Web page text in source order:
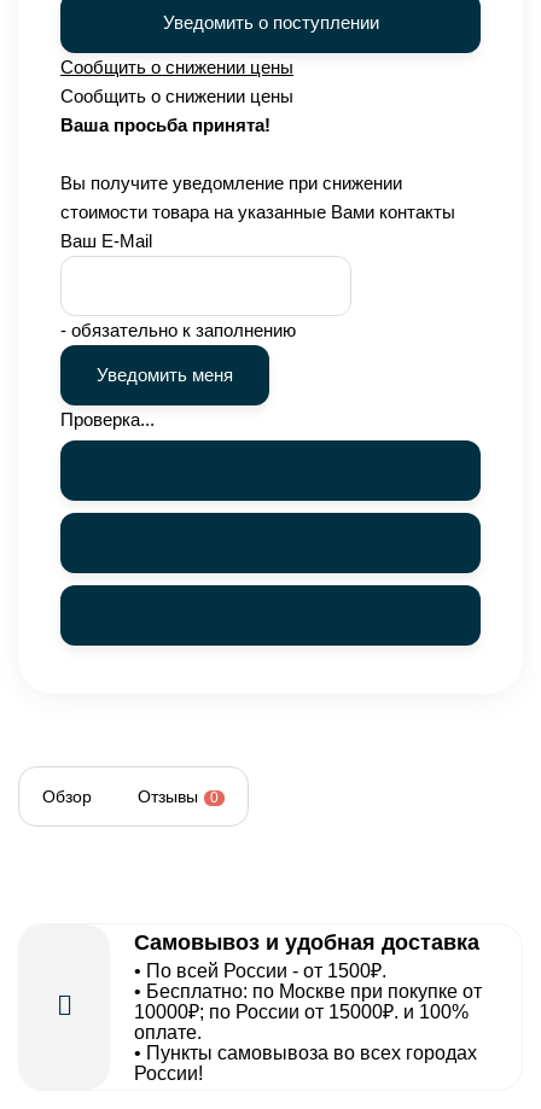
Уведомить о поступлении
Сообщить о снижении цены
Сообщить о снижении цены
Ваша просьба принята!
Вы получите уведомление при снижении
стоимости товара на указанные Вами контакты
Ваш E-Mail
- обязательно к заполнению
Проверка...
Обзор Отзывы 0
Самовывоз и удобная доставка
• По всей России - от 1500₽.
• Бесплатно: по Москве при покупке от
10000₽; по России от 15000₽. и 100%
оплате.
• Пункты самовывоза во всех городах
России!